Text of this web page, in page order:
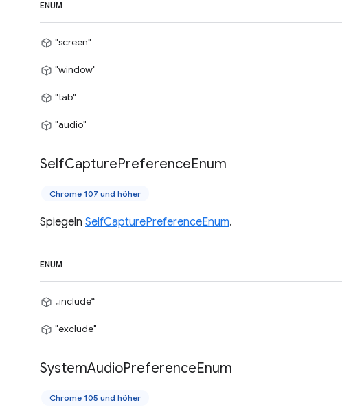
ENUM
"screen"
"window"
"tab"
"audio"
SelfCapturePreferenceEnum
Chrome 107 und höher
Spiegeln SelfCapturePreferenceEnum.
ENUM
„include“
"exclude"
SystemAudioPreferenceEnum
Chrome 105 und höher